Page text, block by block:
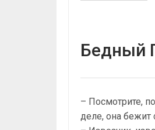
Бедный
– Посмотрите,
деле, она бежит